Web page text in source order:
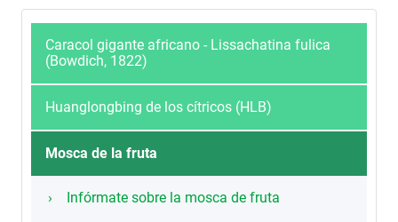
Caracol gigante africano - Lissachatina fulica
(Bowdich, 1822)
Huanglongbing de los cítricos (HLB)
Mosca de la fruta
Infórmate sobre la mosca de fruta